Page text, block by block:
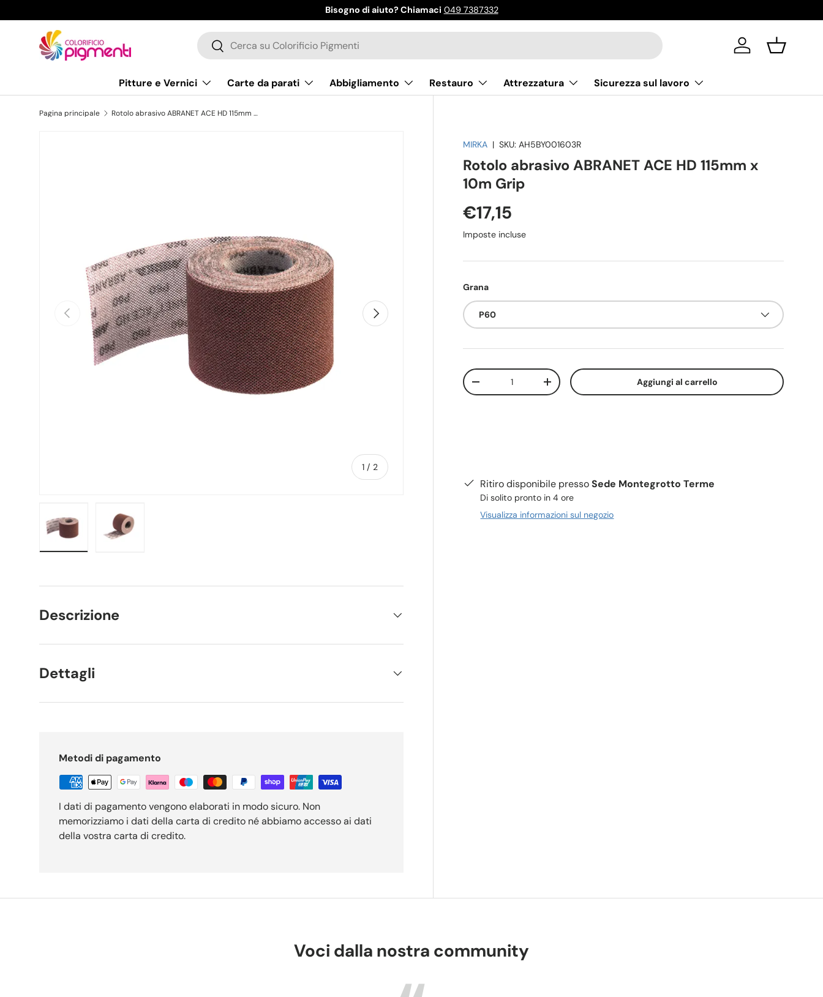
Passa ai contenuti
Bisogno di aiuto? Chiamaci 049 7387332
Cerca
Cerca AccediCestino
Pitture e Vernici Carte da parati Abbigliamento Restauro Attrezzatura Sicurezza sul lavoro
Pagina principale Rotolo abrasivo ABRANET ACE HD 115mm x 10m Grip
Indietro
1 / di
2
Avanti
MIRKA |SKU: AH5BY001603R
Rotolo abrasivo ABRANET ACE HD 115mm x
10m Grip
€17,15
Imposte incluse
Grana
P60
Q.tà
-
+ Aggiungi al carrello
Ritiro disponibile pressoSede Montegrotto Terme
Di solito pronto in 4 ore
Visualizza informazioni sul negozio
Descrizione
Dettagli
Metodi di pagamento
I dati di pagamento vengono elaborati in modo sicuro. Non
memorizziamo i dati della carta di credito né abbiamo accesso ai dati
della vostra carta di credito.
Voci dalla nostra community